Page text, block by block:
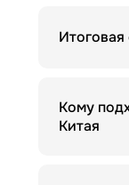
Кому
Китая